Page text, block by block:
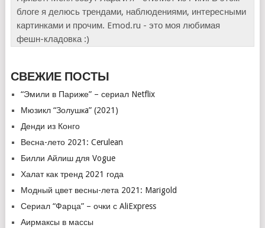
блоге я делюсь трендами, наблюдениями, интересными
картинками и прочим. Emod.ru - это моя любимая
фешн-кладовка :)
СВЕЖИЕ ПОСТЫ
“Эмили в Париже” – сериал Netflix
Мюзикл “Золушкa” (2021)
Денди из Конго
Весна-лето 2021: Cerulean
Билли Айлиш для Vogue
Халат как тренд 2021 года
Модный цвет весны-лета 2021: Marigold
Сериал “Фарца” – очки с AliExpress
Аирмаксы в массы